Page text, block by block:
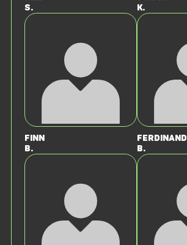
S.
K.
Finn
B.
Ferdinand
B.